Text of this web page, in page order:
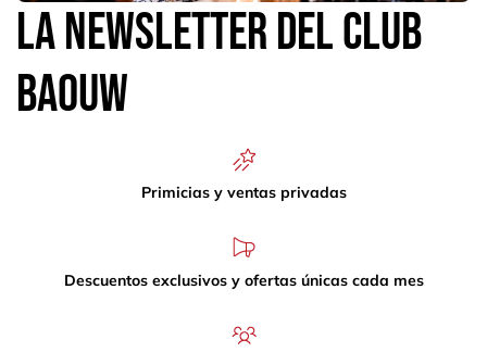
La newsletter del Club
Baouw
Primicias y ventas privadas
Descuentos exclusivos y ofertas únicas cada mes